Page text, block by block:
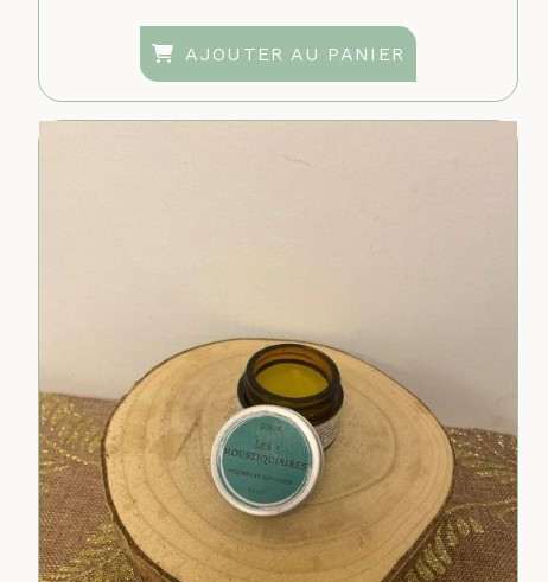
AJOUTER AU PANIER